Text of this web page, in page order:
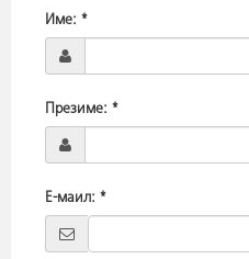
Име: *
Презиме: *
Е-маил: *